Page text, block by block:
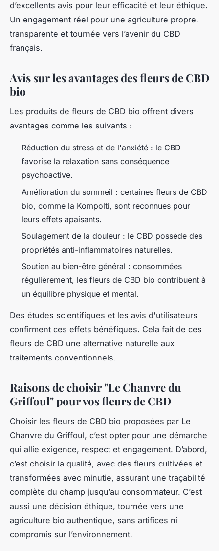
d’excellents avis pour leur efficacité et leur éthique.
Un engagement réel pour une agriculture propre,
transparente et tournée vers l’avenir du CBD
français.
Avis sur les avantages des fleurs de CBD
bio
Les produits de fleurs de CBD bio offrent divers
avantages comme les suivants :
Réduction du stress et de l'anxiété : le CBD
favorise la relaxation sans conséquence
psychoactive.
Amélioration du sommeil : certaines fleurs de CBD
bio, comme la Kompolti, sont reconnues pour
leurs effets apaisants.
Soulagement de la douleur : le CBD possède des
propriétés anti-inflammatoires naturelles.
Soutien au bien-être général : consommées
régulièrement, les fleurs de CBD bio contribuent à
un équilibre physique et mental.
Des études scientifiques et les avis d'utilisateurs
confirment ces effets bénéfiques. Cela fait de ces
fleurs de CBD une alternative naturelle aux
traitements conventionnels.
Raisons de choisir "Le Chanvre du
Griffoul" pour vos fleurs de CBD
Choisir les fleurs de CBD bio proposées par Le
Chanvre du Griffoul, c’est opter pour une démarche
qui allie exigence, respect et engagement. D’abord,
c’est choisir la qualité, avec des fleurs cultivées et
transformées avec minutie, assurant une traçabilité
complète du champ jusqu’au consommateur. C’est
aussi une décision éthique, tournée vers une
agriculture bio authentique, sans artifices ni
compromis sur l’environnement.